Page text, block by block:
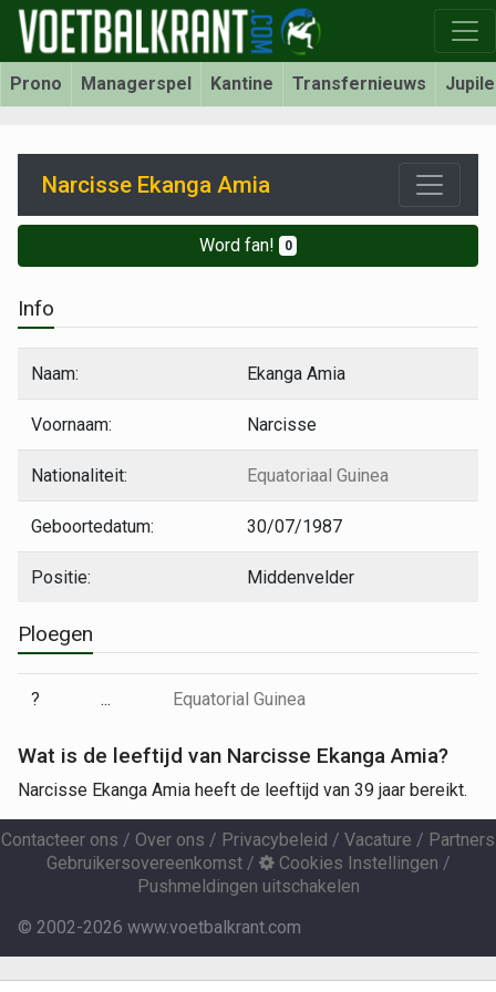
Prono Managerspel Kantine Transfernieuws
Narcisse Ekanga Amia
Word fan! 0
Info
Naam: Ekanga Amia
Voornaam: Narcisse
Nationaliteit: Equatoriaal Guinea
Geboortedatum: 30/07/1987
Positie: Middenvelder
Ploegen
? ... Equatorial Guinea
Wat is de leeftijd van Narcisse Ekanga Amia?
Narcisse Ekanga Amia heeft de leeftijd van 39 jaar bereikt.
Contacteer ons / Over ons / Privacybeleid / Vacature / Partners
Gebruikersovereenkomst/ Cookies Instellingen /
Pushmeldingen uitschakelen
© 2002-2026 www.voetbalkrant.com